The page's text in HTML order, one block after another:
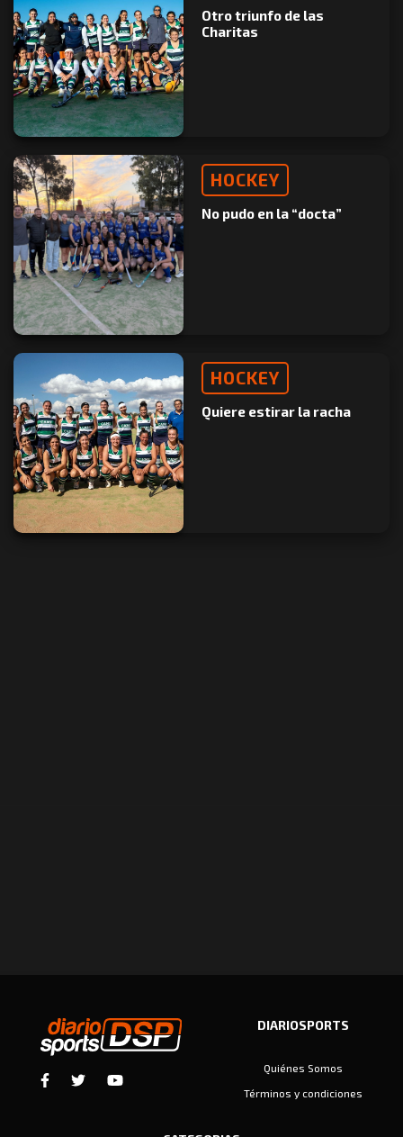
Otro triunfo de las
Charitas
HOCKEY
No pudo en la “docta”
HOCKEY
Quiere estirar la racha
DIARIOSPORTS
Quiénes Somos
Términos y condiciones